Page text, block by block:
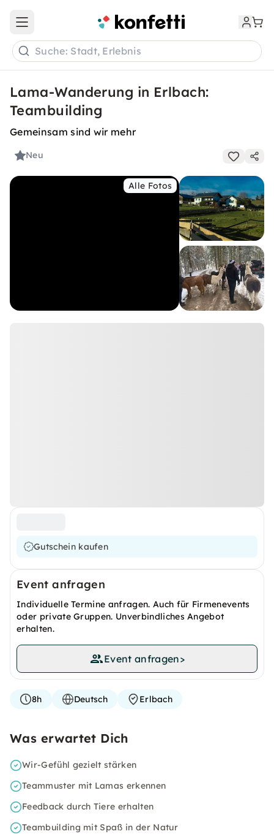
Open main menu
Suche: Stadt, Erlebnis
Lama-Wanderung in Erlbach:
Teambuilding
Gemeinsam sind wir mehr
Neu
Alle Fotos
Gutschein kaufen
Event anfragen
Individuelle Termine anfragen. Auch für Firmenevents
oder private Gruppen. Unverbindliches Angebot
erhalten.
Event anfragen>
8h Deutsch Erlbach
Was erwartet Dich
Wir-Gefühl gezielt stärken
Teammuster mit Lamas erkennen
Feedback durch Tiere erhalten
Teambuilding mit Spaß in der Natur